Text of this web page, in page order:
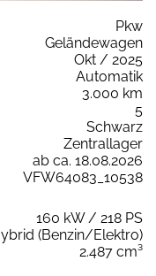
Pkw
Geländewagen
Okt / 2025
Automatik
3.000 km
5
Schwarz
Zentrallager
ab ca. 18.08.2026
VFW64083_10538
160 kW / 218 PS
(Benzin/Elektro)
2.487 cm³